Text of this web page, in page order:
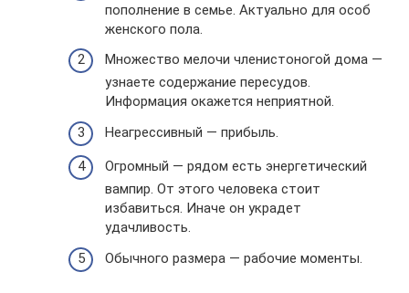
пополнение в семье. Актуально для особ
женского пола.
Множество мелочи членистоногой дома —
узнаете содержание пересудов.
Информация окажется неприятной.
Неагрессивный — прибыль.
Огромный — рядом есть энергетический
вампир. От этого человека стоит
избавиться. Иначе он украдет
удачливость.
Обычного размера — рабочие моменты.